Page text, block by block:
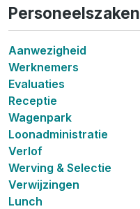
Personeelszaken
Aanwezigheid
Werknemers
Evaluaties
Receptie
Wagenpark
Loonadministratie
Verlof
Werving & Selectie
Verwijzingen
Lunch